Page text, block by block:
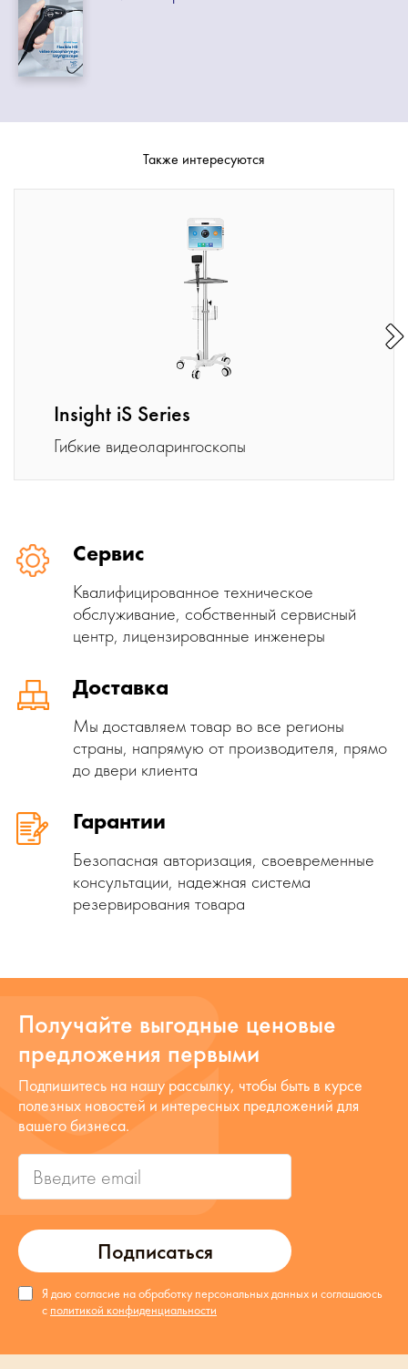
Также интересуются
Insight iS Series
Гибкие видеоларингоскопы
Сервис
Квалифицированное техническое
обслуживание, собственный сервисный
центр, лицензированные инженеры
Доставка
Мы доставляем товар во все регионы
страны, напрямую от производителя, прямо
до двери клиента
Гарантии
Безопасная авторизация, своевременные
консультации, надежная система
резервирования товара
Получайте выгодные ценовые
предложения первыми
Подписаться
Подпишитесь на нашу рассылку, чтобы быть в курсе
полезных новостей и интересных предложений для
вашего бизнеса.
Я даю согласие на обработку персональных данных и соглашаюсь
с политикой конфиденциальности